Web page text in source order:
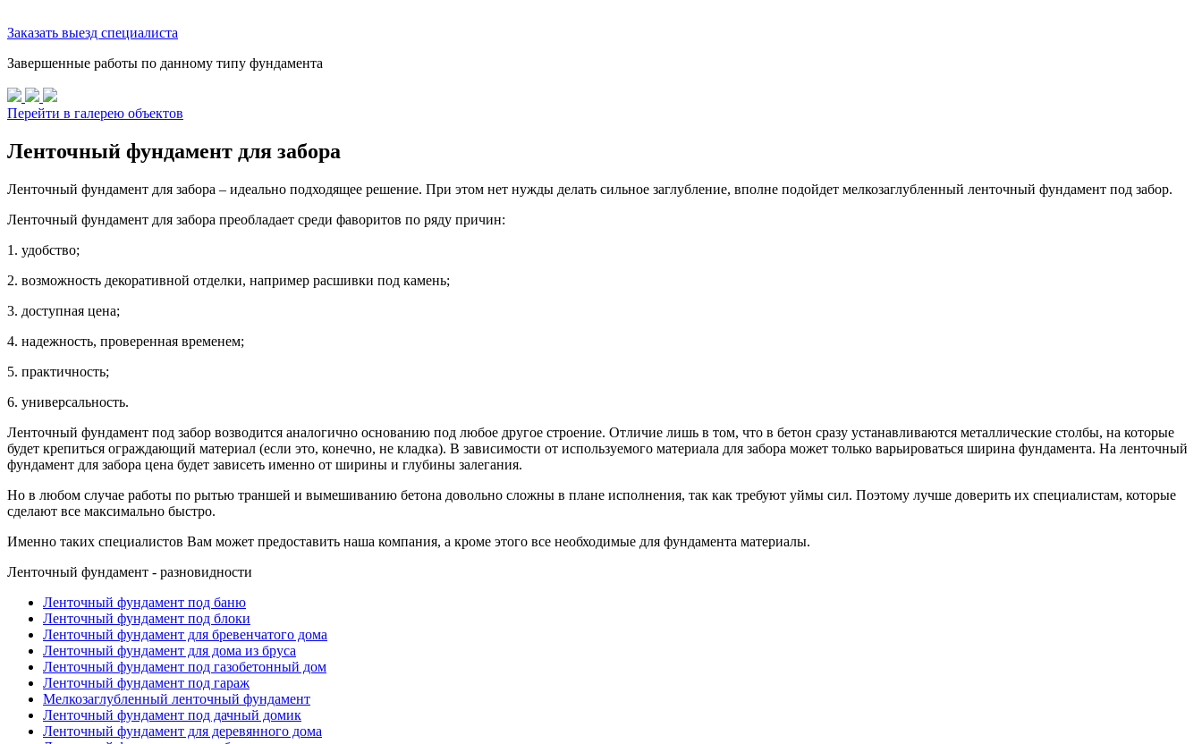
Заказать выезд специалиста
Завершенные работы по данному типу фундамента
Перейти в галерею объектов
Ленточный фундамент для забора
Ленточный фундамент для забора – идеально подходящее решение. При этом нет нужды делать сильное заглубление, вполне подойдет мелкозаглубленный ленточный фундамент под забор.
Ленточный фундамент для забора преобладает среди фаворитов по ряду причин:
1. удобство;
2. возможность декоративной отделки, например расшивки под камень;
3. доступная цена;
4. надежность, проверенная временем;
5. практичность;
6. универсальность.
Ленточный фундамент под забор возводится аналогично основанию под любое другое строение. Отличие лишь в том, что в бетон сразу устанавливаются металлические столбы, на которые
будет крепиться ограждающий материал (если это, конечно, не кладка). В зависимости от используемого материала для забора может только варьироваться ширина фундамента. На ленточный
фундамент для забора цена будет зависеть именно от ширины и глубины залегания.
Но в любом случае работы по рытью траншей и вымешиванию бетона довольно сложны в плане исполнения, так как требуют уймы сил. Поэтому лучше доверить их специалистам, которые
сделают все максимально быстро.
Именно таких специалистов Вам может предоставить наша компания, а кроме этого все необходимые для фундамента материалы.
Ленточный фундамент - разновидности
Ленточный фундамент под баню
Ленточный фундамент под блоки
Ленточный фундамент для бревенчатого дома
Ленточный фундамент для дома из бруса
Ленточный фундамент под газобетонный дом
Ленточный фундамент под гараж
Мелкозаглубленный ленточный фундамент
Ленточный фундамент под дачный домик
Ленточный фундамент для деревянного дома